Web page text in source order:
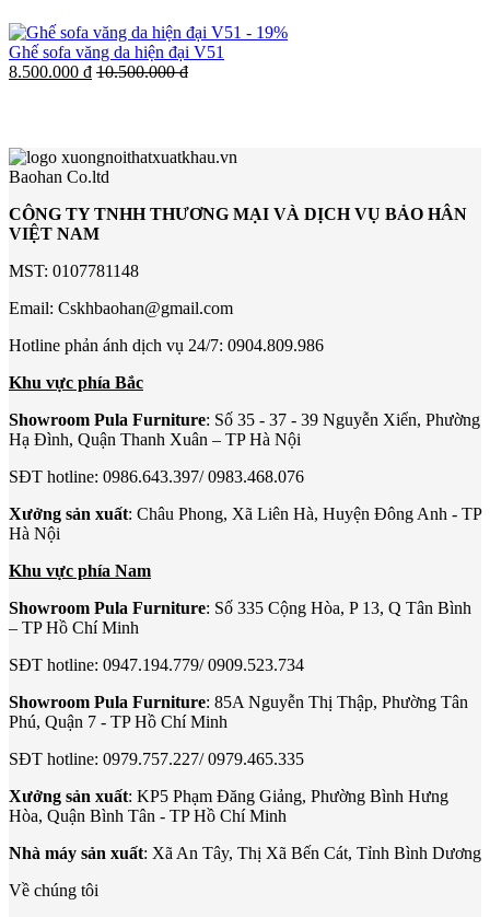
- 19%
Ghế sofa văng da hiện đại V51
8.500.000 đ 10.500.000 đ
Baohan Co.ltd
CÔNG TY TNHH THƯƠNG MẠI VÀ DỊCH VỤ BẢO HÂN
VIỆT NAM
MST: 0107781148
Email: Cskhbaohan@gmail.com
Hotline phản ánh dịch vụ 24/7: 0904.809.986
Khu vực phía Bắc
Showroom Pula Furniture: Số 35 - 37 - 39 Nguyễn Xiển, Phường
Hạ Đình, Quận Thanh Xuân – TP Hà Nội
SĐT hotline: 0986.643.397/ 0983.468.076
Xưởng sản xuất: Châu Phong, Xã Liên Hà, Huyện Đông Anh - TP
Hà Nội
Khu vực phía Nam
Showroom Pula Furniture: Số 335 Cộng Hòa, P 13, Q Tân Bình
– TP Hồ Chí Minh
SĐT hotline: 0947.194.779/ 0909.523.734
Showroom Pula Furniture: 85A Nguyễn Thị Thập, Phường Tân
Phú, Quận 7 - TP Hồ Chí Minh
SĐT hotline: 0979.757.227/ 0979.465.335
Xưởng sản xuất: KP5 Phạm Đăng Giảng, Phường Bình Hưng
Hòa, Quận Bình Tân - TP Hồ Chí Minh
Nhà máy sản xuất: Xã An Tây, Thị Xã Bến Cát, Tỉnh Bình Dương
Về chúng tôi